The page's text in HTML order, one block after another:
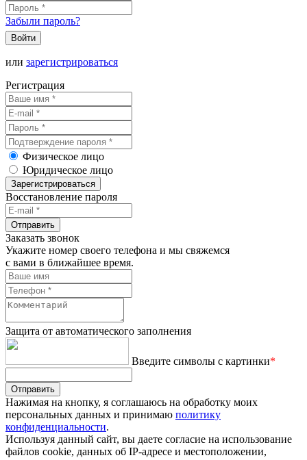
Забыли пароль?
Войти
или зарегистрироваться
Регистрация
Физическое лицо
Юридическое лицо
Зарегистрироваться
Восстановление пароля
Отправить
Заказать звонок
Укажите номер своего телефона и мы свяжемся
с вами в ближайшее время.
Защита от автоматического заполнения
Введите символы с картинки*
Отправить
Нажимая на кнопку, я соглашаюсь на обработку моих
персональных данных и принимаю политику
конфиденциальности.
Используя данный сайт, вы даете согласие на использование
файлов cookie, данных об IP-адресе и местоположении,